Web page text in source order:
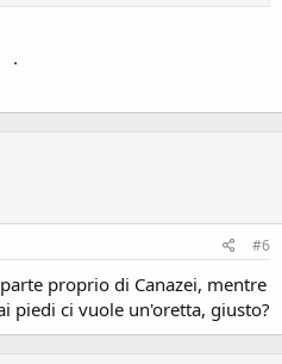
.
#6
proprio di Canazei, mentre
piedi ci vuole un'oretta, giusto?